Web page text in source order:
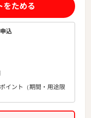
たパック料金制の老舗
いております。
え、往復送料無料。
ービスもございま
をためる
込
イント（期間・用途限